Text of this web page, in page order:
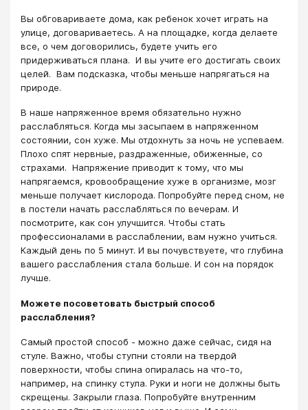
Вы обговариваете дома, как ребенок хочет играть на
улице, договариваетесь. А на площадке, когда делаете
все, о чем договорились, будете учить его
придерживаться плана. И вы учите его достигать своих
целей. Вам подсказка, чтобы меньше напрягаться на
природе.
В наше напряженное время обязательно нужно
расслабляться. Когда мы засыпаем в напряженном
состоянии, сон хуже. Мы отдохнуть за ночь не успеваем.
Плохо спят нервные, раздраженные, обиженные, со
страхами. Напряжение приводит к тому, что мы
напрягаемся, кровообращение хуже в организме, мозг
меньше получает кислорода. Попробуйте перед сном, не
в постели начать расслабляться по вечерам. И
посмотрите, как сон улучшится. Чтобы стать
профессионалами в расслаблении, вам нужно учиться.
Каждый день по 5 минут. И вы почувствуете, что глубина
вашего расслабления стала больше. И сон на порядок
лучше.
Можете посоветовать быстрый способ
расслабления?
Самый простой способ - можно даже сейчас, сидя на
стуле. Важно, чтобы ступни стояли на твердой
поверхности, чтобы спина опиралась на что-то,
например, на спинку стула. Руки и ноги не должны быть
скрещены. Закрыли глаза. Попробуйте внутренним